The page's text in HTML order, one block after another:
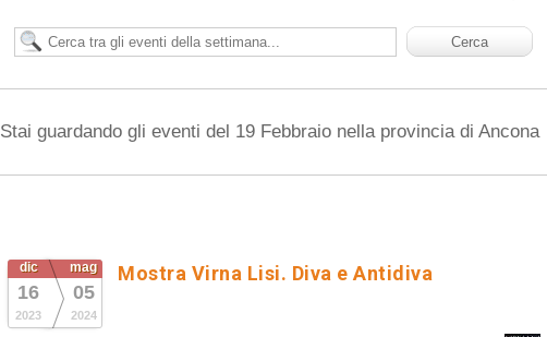
Stai guardando gli eventi del 19 Febbraio nella provincia di Ancona
dic
16
2023
mag
05
2024
Mostra Virna Lisi. Diva e Antidiva